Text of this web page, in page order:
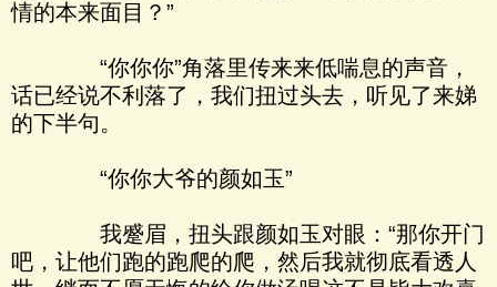
情的本来面目？”
“你你你”角落里传来来低喘息的声音，
话已经说不利落了，我们扭过头去，听见了来娣
的下半句。
“你你大爷的颜如玉”
我蹙眉，扭头跟颜如玉对眼：“那你开门
吧，让他们跑的跑爬的爬，然后我就彻底看透人